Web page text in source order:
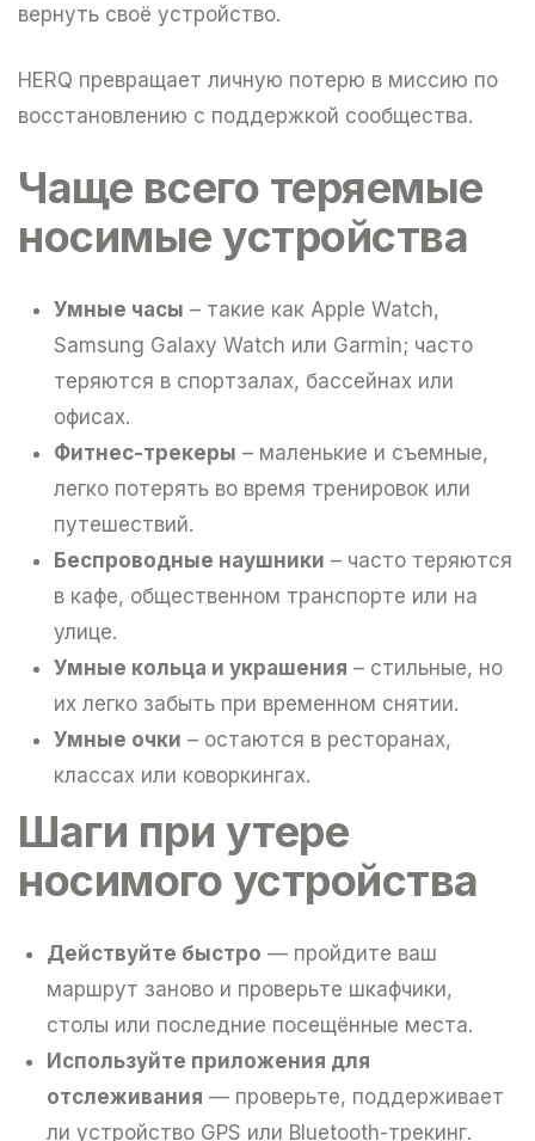
вернуть своё устройство.
HERQ превращает личную потерю в миссию по
восстановлению с поддержкой сообщества.
Чаще всего теряемые
носимые устройства
Умные часы – такие как Apple Watch,
Samsung Galaxy Watch или Garmin; часто
теряются в спортзалах, бассейнах или
офисах.
Фитнес-трекеры – маленькие и съемные,
легко потерять во время тренировок или
путешествий.
Беспроводные наушники – часто теряются
в кафе, общественном транспорте или на
улице.
Умные кольца и украшения – стильные, но
их легко забыть при временном снятии.
Умные очки – остаются в ресторанах,
классах или коворкингах.
Шаги при утере
носимого устройства
Действуйте быстро — пройдите ваш
маршрут заново и проверьте шкафчики,
столы или последние посещённые места.
Используйте приложения для
отслеживания — проверьте, поддерживает
ли устройство GPS или Bluetooth-трекинг.